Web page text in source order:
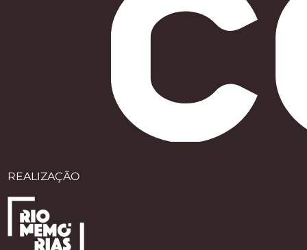
REALIZAÇÃO